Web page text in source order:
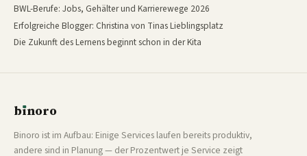
BWL-Berufe: Jobs, Gehälter und Karrierewege 2026
Erfolgreiche Blogger: Christina von Tinas Lieblingsplatz
Die Zukunft des Lernens beginnt schon in der Kita
bınoro
Binoro ist im Aufbau: Einige Services laufen bereits produktiv,
andere sind in Planung — der Prozentwert je Service zeigt